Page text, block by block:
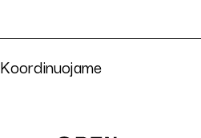
Koordinuojame